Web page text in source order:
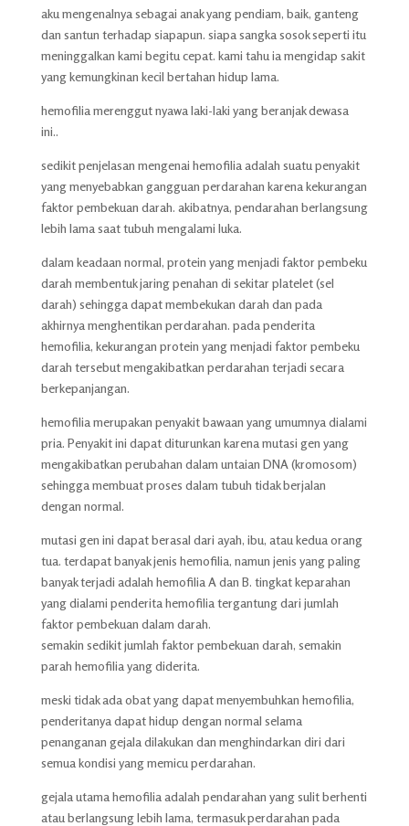
aku mengenalnya sebagai anak yang pendiam, baik, ganteng
dan santun terhadap siapapun. siapa sangka sosok seperti itu
meninggalkan kami begitu cepat. kami tahu ia mengidap sakit
yang kemungkinan kecil bertahan hidup lama.
hemofilia merenggut nyawa laki-laki yang beranjak dewasa
ini..
sedikit penjelasan mengenai hemofilia adalah suatu penyakit
yang menyebabkan gangguan perdarahan karena kekurangan
faktor pembekuan darah. akibatnya, pendarahan berlangsung
lebih lama saat tubuh mengalami luka.
dalam keadaan normal, protein yang menjadi faktor pembeku
darah membentuk jaring penahan di sekitar platelet (sel
darah) sehingga dapat membekukan darah dan pada
akhirnya menghentikan perdarahan. pada penderita
hemofilia, kekurangan protein yang menjadi faktor pembeku
darah tersebut mengakibatkan perdarahan terjadi secara
berkepanjangan.
hemofilia merupakan penyakit bawaan yang umumnya dialami
pria. Penyakit ini dapat diturunkan karena mutasi gen yang
mengakibatkan perubahan dalam untaian DNA (kromosom)
sehingga membuat proses dalam tubuh tidak berjalan
dengan normal.
mutasi gen ini dapat berasal dari ayah, ibu, atau kedua orang
tua. terdapat banyak jenis hemofilia, namun jenis yang paling
banyak terjadi adalah hemofilia A dan B. tingkat keparahan
yang dialami penderita hemofilia tergantung dari jumlah
faktor pembekuan dalam darah.
semakin sedikit jumlah faktor pembekuan darah, semakin
parah hemofilia yang diderita.
meski tidak ada obat yang dapat menyembuhkan hemofilia,
penderitanya dapat hidup dengan normal selama
penanganan gejala dilakukan dan menghindarkan diri dari
semua kondisi yang memicu perdarahan.
gejala utama hemofilia adalah pendarahan yang sulit berhenti
atau berlangsung lebih lama, termasuk perdarahan pada